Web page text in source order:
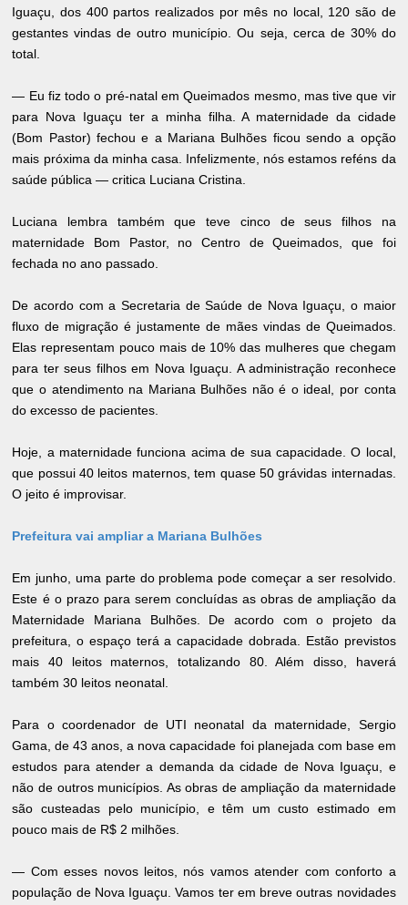
Iguaçu, dos 400 partos realizados por mês no local, 120 são de
gestantes vindas de outro município. Ou seja, cerca de 30% do
total.
— Eu fiz todo o pré-natal em Queimados mesmo, mas tive que vir
para Nova Iguaçu ter a minha filha. A maternidade da cidade
(Bom Pastor) fechou e a Mariana Bulhões ficou sendo a opção
mais próxima da minha casa. Infelizmente, nós estamos reféns da
saúde pública — critica Luciana Cristina.
Luciana lembra também que teve cinco de seus filhos na
maternidade Bom Pastor, no Centro de Queimados, que foi
fechada no ano passado.
De acordo com a Secretaria de Saúde de Nova Iguaçu, o maior
fluxo de migração é justamente de mães vindas de Queimados.
Elas representam pouco mais de 10% das mulheres que chegam
para ter seus filhos em Nova Iguaçu. A administração reconhece
que o atendimento na Mariana Bulhões não é o ideal, por conta
do excesso de pacientes.
Hoje, a maternidade funciona acima de sua capacidade. O local,
que possui 40 leitos maternos, tem quase 50 grávidas internadas.
O jeito é improvisar.
Prefeitura vai ampliar a Mariana Bulhões
Em junho, uma parte do problema pode começar a ser resolvido.
Este é o prazo para serem concluídas as obras de ampliação da
Maternidade Mariana Bulhões. De acordo com o projeto da
prefeitura, o espaço terá a capacidade dobrada. Estão previstos
mais 40 leitos maternos, totalizando 80. Além disso, haverá
também 30 leitos neonatal.
Para o coordenador de UTI neonatal da maternidade, Sergio
Gama, de 43 anos, a nova capacidade foi planejada com base em
estudos para atender a demanda da cidade de Nova Iguaçu, e
não de outros municípios. As obras de ampliação da maternidade
são custeadas pelo município, e têm um custo estimado em
pouco mais de R$ 2 milhões.
— Com esses novos leitos, nós vamos atender com conforto a
população de Nova Iguaçu. Vamos ter em breve outras novidades